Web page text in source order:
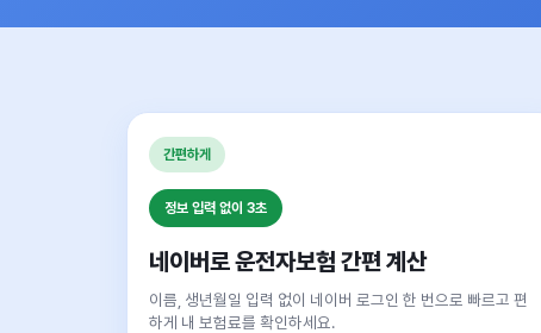
간편하게
정보 입력 없이 3초
네이버로 운전자보험 간편 계산
이름, 생년월일 입력 없이 네이버 로그인 한 번으로 빠르고 편
하게 내 보험료를 확인하세요.